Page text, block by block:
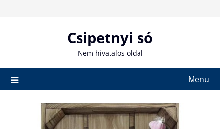
Csipetnyi só
Nem hivatalos oldal
Menu